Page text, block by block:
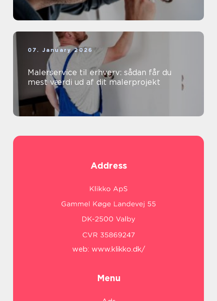
07. January 2026
Malerservice til erhverv: sådan får du
mest værdi ud af dit malerprojekt
Address
web: www.klikko.dk/
Menu